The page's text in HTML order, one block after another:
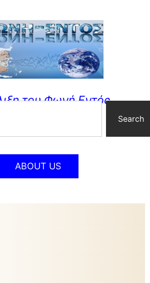
του Φωνή Εντός
Search
ABOUT US